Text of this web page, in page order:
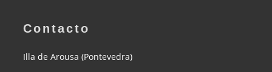
Contacto
Illa de Arousa (Pontevedra)